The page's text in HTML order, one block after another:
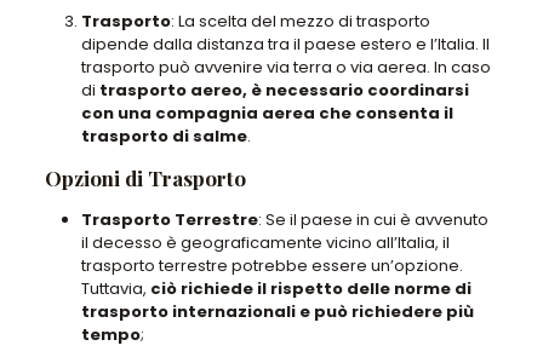
Trasporto: La scelta del mezzo di trasporto
dipende dalla distanza tra il paese estero e l’Italia. Il
trasporto può avvenire via terra o via aerea. In caso
di trasporto aereo, è necessario coordinarsi
con una compagnia aerea che consenta il
trasporto di salme.
Opzioni di Trasporto
Trasporto Terrestre: Se il paese in cui è avvenuto
il decesso è geograficamente vicino all’Italia, il
trasporto terrestre potrebbe essere un’opzione.
Tuttavia, ciò richiede il rispetto delle norme di
trasporto internazionali e può richiedere più
tempo;